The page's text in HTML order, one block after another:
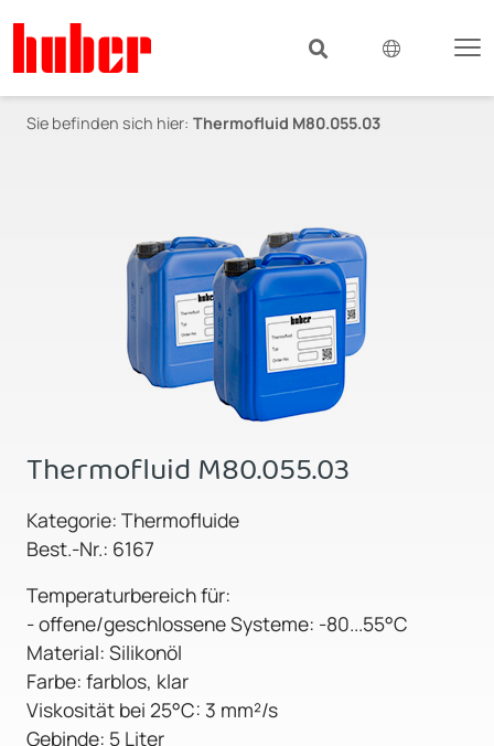
Sie befinden sich hier: Thermofluid M80.055.03
Thermofluid M80.055.03
Kategorie: Thermofluide
Best.-Nr.: 6167
Temperaturbereich für:
- offene/geschlossene Systeme: -80...55°C
Material: Silikonöl
Farbe: farblos, klar
Viskosität bei 25°C: 3 mm²/s
Gebinde: 5 Liter